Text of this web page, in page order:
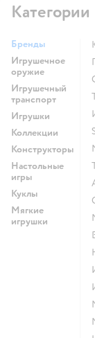
Категории
Бренды
Игрушечное
оружие
Игрушечный
транспорт
Игрушки
Коллекции
Конструкторы
Настольные
игры
Куклы
Мягкие
игрушки